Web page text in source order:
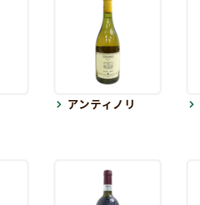
アンティノリ